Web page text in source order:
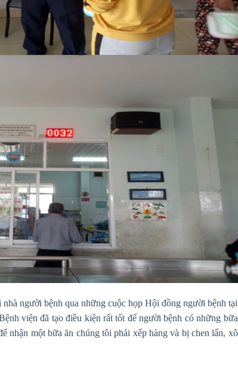
người bệnh qua những cuộc họp Hội đồng người bệnh tại
viện đã tạo điều kiện rất tốt để người bệnh có những bữa
nhận một bữa ăn chúng tôi phải xếp hàng và bị chen lấn, xô